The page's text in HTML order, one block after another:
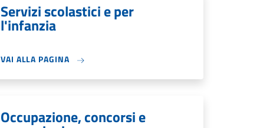
Servizi scolastici e per
l'infanzia
VAI ALLA PAGINA
Occupazione, concorsi e